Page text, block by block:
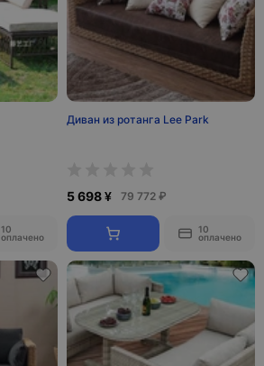
10
оплачено
Диван из ротанга Lee Park
5 698 ¥ 79 772 ₽
10
оплачено